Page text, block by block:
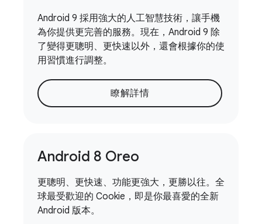
Android 9 採用強大的人工智慧技術，讓手機
為你提供更完善的服務。現在，Android 9 除
了變得更聰明、更快速以外，還會根據你的使
用習慣進行調整。
瞭解詳情
Android 8 Oreo
更聰明、更快速、功能更強大，更勝以往。全
球最受歡迎的 Cookie，即是你最喜愛的全新
Android 版本。